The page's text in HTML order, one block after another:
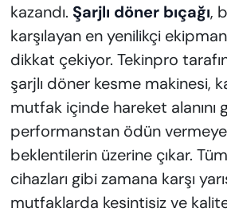
kazandı. Şarjlı döner bıçağı,
karşılayan en yenilikçi
dikkat çekiyor. Tekinpro
şarjlı döner kesme makinesi,
mutfak içinde hareket alanını
performanstan ödün
beklentilerin üzerine çıkar.
cihazları gibi zamana karşı
mutfaklarda kesintisiz ve
YAZAR KÖŞESİ
SİYASET
VAN VE DİYARBAKIR